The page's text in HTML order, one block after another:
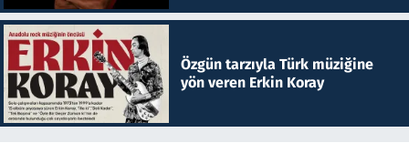
Özgün tarzıyla Türk müziğine
yön veren Erkin Koray